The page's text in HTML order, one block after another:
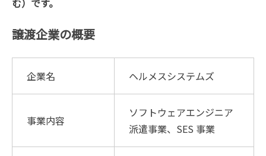
む）です。
譲渡企業の概要
企業名 ヘルメスシステムズ
事業内容
ソフトウェアエンジニア
派遣事業、SES 事業